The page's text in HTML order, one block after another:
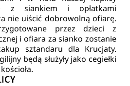
z siankiem i opłatkami
nie uiścić dobrowolną ofiarę.
przez dzieci z
i ofiara za sianko zostanie
sztandaru dla Krucjaty.
będą służyły jako cegiełki